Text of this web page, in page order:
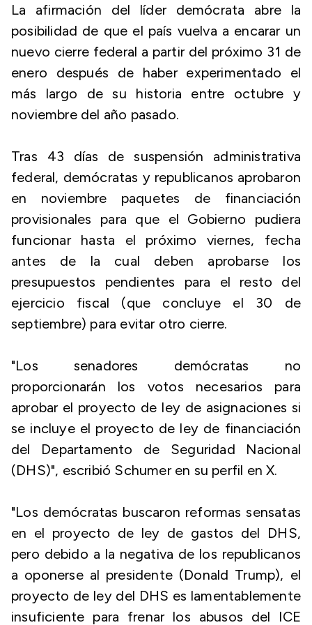
La afirmación del líder demócrata abre la
posibilidad de que el país vuelva a encarar un
nuevo cierre federal a partir del próximo 31 de
enero después de haber experimentado el
más largo de su historia entre octubre y
noviembre del año pasado.
Tras 43 días de suspensión administrativa
federal, demócratas y republicanos aprobaron
en noviembre paquetes de financiación
provisionales para que el Gobierno pudiera
funcionar hasta el próximo viernes, fecha
antes de la cual deben aprobarse los
presupuestos pendientes para el resto del
ejercicio fiscal (que concluye el 30 de
septiembre) para evitar otro cierre.
"Los senadores demócratas no
proporcionarán los votos necesarios para
aprobar el proyecto de ley de asignaciones si
se incluye el proyecto de ley de financiación
del Departamento de Seguridad Nacional
(DHS)", escribió Schumer en su perfil en X.
"Los demócratas buscaron reformas sensatas
en el proyecto de ley de gastos del DHS,
pero debido a la negativa de los republicanos
a oponerse al presidente (Donald Trump), el
proyecto de ley del DHS es lamentablemente
insuficiente para frenar los abusos del ICE